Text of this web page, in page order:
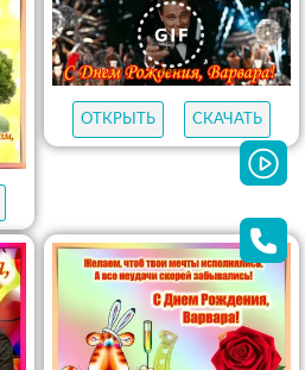
ОТКРЫТЬ СКАЧАТЬ